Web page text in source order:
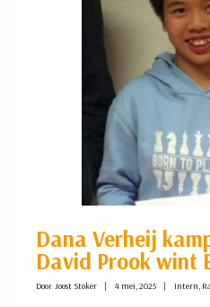
Dana Verheij
David Prook wint
Door Joost Stoker 4 mei, 2025 Intern,